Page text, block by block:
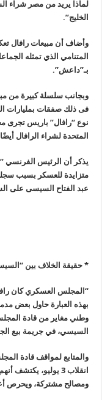
لماذا يريد من مصر شراء
الخليج”.
وأضاف أن مبيعات رافال
المتنامي الذي تمثله
بـ”داعش”.
وبجانب سلسلة كبيرة من
فى ذلك صفقات بمليارات
نوع “رافال” باريس تجرى
المتحدة لشراء الرافال
يذكر أن الرئيس الفرنسي
متزايدة للعسكر بسبب
عبد الفتاح السيسى على
* حقيقة الخلاف بين
“ المجلس العسكري كان
بهذه العبارة حاول بعض
وطني مغاير من قادة
السيسي، في جريمة بيع
والمتابع لمواقف قادة
انقلاب 3 يوليو،
ومصالح مشتركة، ويحرص